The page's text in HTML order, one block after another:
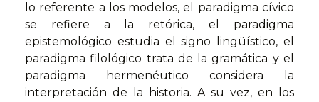
lo referente a los modelos, el paradigma cívico
se refiere a la retórica, el paradigma
epistemológico estudia el signo lingüístico, el
paradigma filológico trata de la gramática y el
paradigma hermenéutico considera la
interpretación de la historia. A su vez, en los